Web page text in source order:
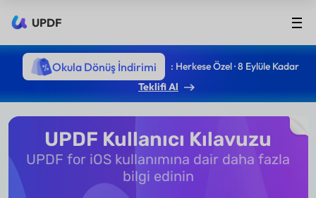
UPDF
Okula Dönüş İndirimi
: Herkese Özel · 8 Eylüle Kadar
Teklifi Al
UPDF Kullanıcı Kılavuzu
UPDF for iOS kullanımına dair daha fazla
bilgi edinin